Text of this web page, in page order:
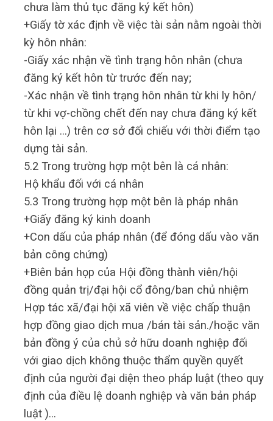
chưa làm thủ tục đăng ký kết hôn)
+Giấy tờ xác định về việc tài sản nằm ngoài thời
kỳ hôn nhân:
-Giấy xác nhận về tình trạng hôn nhân (chưa
đăng ký kết hôn từ trước đến nay;
-Xác nhận về tình trạng hôn nhân từ khi ly hôn/
từ khi vợ-chồng chết đến nay chưa đăng ký kết
hôn lại …) trên cơ sở đối chiếu với thời điểm tạo
dựng tài sản.
5.2 Trong trường hợp một bên là cá nhân:
Hộ khẩu đối với cá nhân
5.3 Trong trường hợp một bên là pháp nhân
+Giấy đăng ký kinh doanh
+Con dấu của pháp nhân (để đóng dấu vào văn
bản công chứng)
+Biên bản họp của Hội đồng thành viên/hội
đồng quản trị/đại hội cổ đông/ban chủ nhiệm
Hợp tác xã/đại hội xã viên về việc chấp thuận
hợp đồng giao dịch mua /bán tài sản./hoặc văn
bản đồng ý của chủ sở hữu doanh nghiệp đối
với giao dịch không thuộc thẩm quyền quyết
định của người đại diện theo pháp luật (theo quy
định của điều lệ doanh nghiệp và văn bản pháp
luật )…